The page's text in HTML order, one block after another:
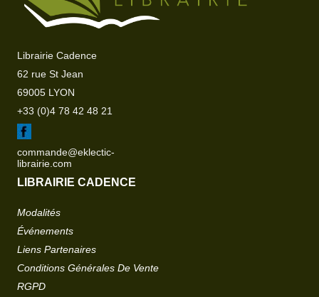
Librairie Cadence
62 rue St Jean
69005 LYON
+33 (0)4 78 42 48 21
commande@eklectic-
librairie.com
LIBRAIRIE CADENCE
Modalités
Événements
Liens Partenaires
Conditions Générales De Vente
RGPD